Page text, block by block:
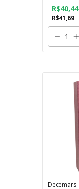
R$41,69
R$40,44
Decemars